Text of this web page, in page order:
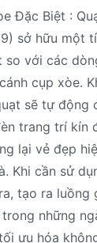
Đặc Biệt :
sở hữu một
so với các
cụp xòe.
sẽ tự động
trang trí kín
lại vẻ đẹp
Khi cần sử
tạo ra luồng
những
ưu hóa